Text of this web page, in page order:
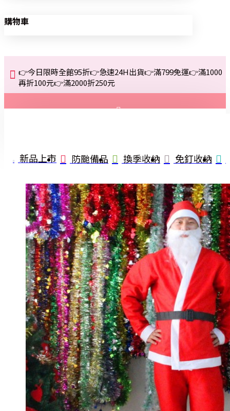
購物車
👉今日限時全館95折👉急速24H出貨👉滿799免運👉滿1000
再折100元👉滿2000折250元
註冊
詢問
新品上市 防颱備品 換季收納 免釘收納